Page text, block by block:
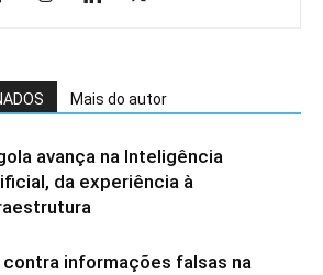
Mais do autor
avança na Inteligência
da experiência à
contra informações falsas na